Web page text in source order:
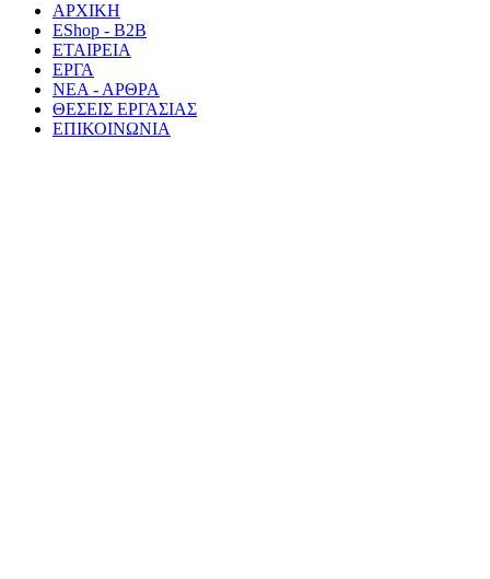
ΑΡΧΙΚΗ
EShop - B2B
ΕΤΑΙΡΕΙΑ
ΕΡΓΑ
ΝΕΑ - ΑΡΘΡΑ
ΘΕΣΕΙΣ ΕΡΓΑΣΙΑΣ
ΕΠΙΚΟΙΝΩΝΙΑ